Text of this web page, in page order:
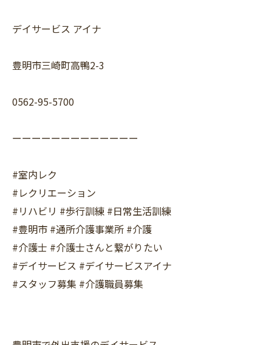
デイサービス アイナ
豊明市三崎町高鴨2-3
0562-95-5700
ーーーーーーーーーーーーー
#室内レク
#レクリエーション
#リハビリ #歩行訓練 #日常生活訓練
#豊明市 #通所介護事業所 #介護
#介護士 #介護士さんと繋がりたい
#デイサービス #デイサービスアイナ
#スタッフ募集 #介護職員募集